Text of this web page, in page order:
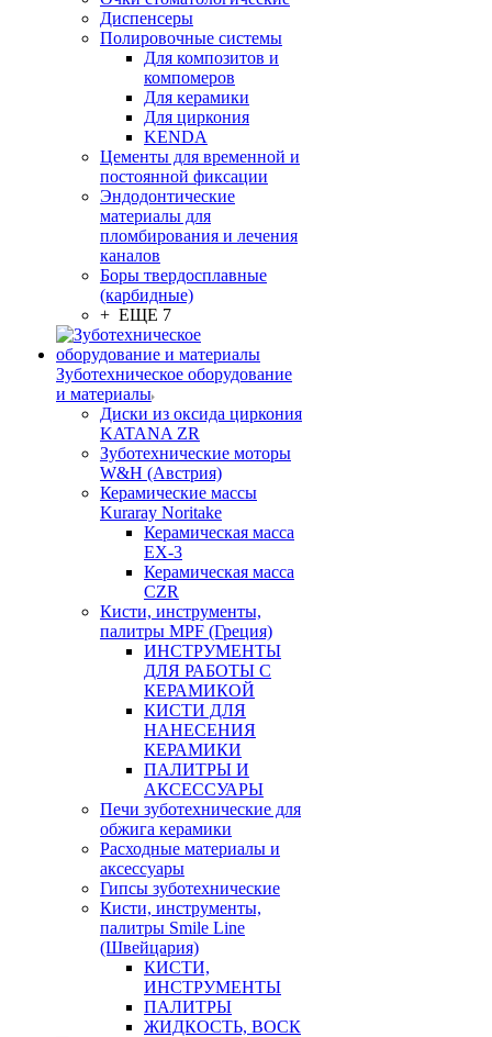
Диспенсеры
Полировочные системы
Для композитов и
компомеров
Для керамики
Для циркония
KENDA
Цементы для временной и
постоянной фиксации
Эндодонтические
материалы для
пломбирования и лечения
каналов
Боры твердосплавные
(карбидные)
+ ЕЩЕ 7
Зуботехническое оборудование
и материалы
Диски из оксида циркония
KATANA ZR
Зуботехнические моторы
W&H (Австрия)
Керамические массы
Kuraray Noritake
Керамическая масса
EX-3
Керамическая масса
CZR
Кисти, инструменты,
палитры MPF (Греция)
ИНСТРУМЕНТЫ
ДЛЯ РАБОТЫ С
КЕРАМИКОЙ
КИСТИ ДЛЯ
НАНЕСЕНИЯ
КЕРАМИКИ
ПАЛИТРЫ И
АКСЕССУАРЫ
Печи зуботехнические для
обжига керамики
Расходные материалы и
аксессуары
Гипсы зуботехнические
Кисти, инструменты,
палитры Smile Line
(Швейцария)
КИСТИ,
ИНСТРУМЕНТЫ
ПАЛИТРЫ
ЖИДКОСТЬ, ВОСК